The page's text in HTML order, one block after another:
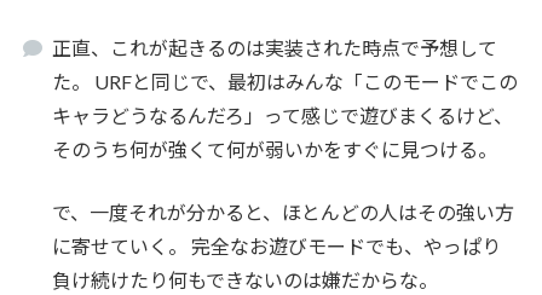
正直、これが起きるのは実装された時点で予想して
た。 URFと同じで、最初はみんな「このモードでこの
キャラどうなるんだろ」って感じで遊びまくるけど、
そのうち何が強くて何が弱いかをすぐに見つける。
で、一度それが分かると、ほとんどの人はその強い方
に寄せていく。 完全なお遊びモードでも、やっぱり
負け続けたり何もできないのは嫌だからな。